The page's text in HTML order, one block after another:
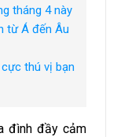
tháng 4 này
từ Á đến Âu
thú vị bạn
đình đầy cảm